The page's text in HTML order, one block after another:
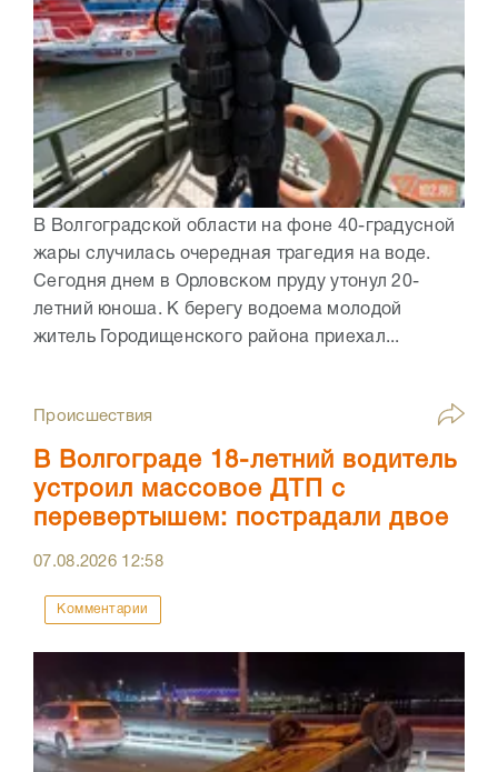
В Волгоградской области на фоне 40-градусной
жары случилась очередная трагедия на воде.
Сегодня днем в Орловском пруду утонул 20-
летний юноша. К берегу водоема молодой
житель Городищенского района приехал...
Происшествия
В Волгограде 18-летний водитель
устроил массовое ДТП с
перевертышем: пострадали двое
07.08.2026 12:58
Комментарии